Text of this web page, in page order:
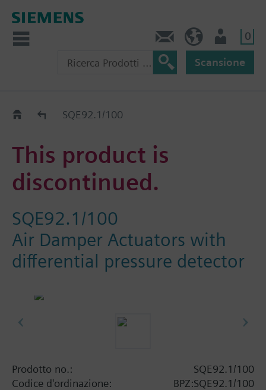
0
Scansione
Old2NewSQE92.1/100
This product is
discontinued.
SQE92.1/100
Air Damper Actuators with
differential pressure detector
Prodotto no.:
SQE92.1/100
Codice d'ordinazione:
BPZ:SQE92.1/100